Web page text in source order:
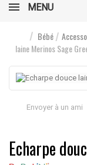
MENU
Bébé
laine Merinos Sage
Envoyer à un ami
Echarpe